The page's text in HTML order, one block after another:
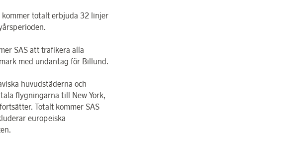
totalt erbjuda 32 linjer
SAS att trafikera alla
med undantag för Billund.
huvudstäderna och
flygningarna till New York,
Totalt kommer SAS
europeiska